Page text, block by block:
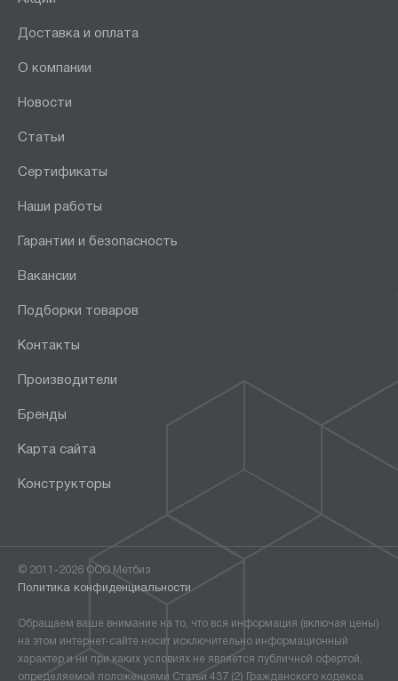
Доставка и оплата
О компании
Новости
Статьи
Сертификаты
Наши работы
Гарантии и безопасность
Вакансии
Подборки товаров
Контакты
Производители
Бренды
Карта сайта
Конструкторы
© 2011-2026 ООО Метбиз
Политика конфиденциальности
Обращаем ваше внимание на то, что вся информация (включая цены)
на этом интернет-сайте носит исключительно информационный
характер и ни при каких условиях не является публичной офертой,
определяемой положениями Статьи 437 (2) Гражданского кодекса